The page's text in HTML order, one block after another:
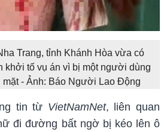
Trang, tỉnh Khánh Hòa vừa có
khởi tố vụ án vì bị một người dùng
mặt - Ảnh: Báo Người Lao Động
tin từ VietNamNet, liên quan
đi đường bất ngờ bị kéo lên ô